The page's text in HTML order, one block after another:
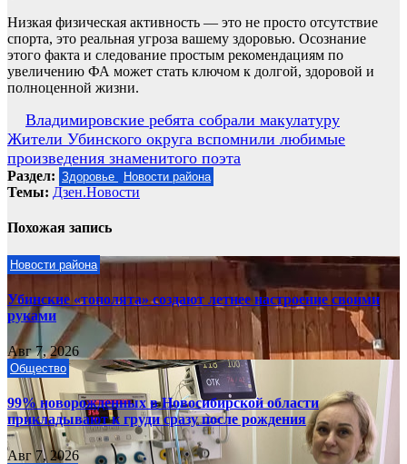
Низкая физическая активность — это не просто отсутствие
спорта, это реальная угроза вашему здоровью. Осознание
этого факта и следование простым рекомендациям по
увеличению ФА может стать ключом к долгой, здоровой и
полноценной жизни.
Навигация
по
записям
Владимировские ребята собрали макулатуру
Жители Убинского округа вспомнили любимые
произведения знаменитого поэта
Раздел: Здоровье Новости района
Темы: Дзен.Новости
Похожая запись
Новости района
Убинские «тополята» создают летнее настроение своими
руками
Авг 7, 2026
Общество
99% новорожденных в Новосибирской области
прикладывают к груди сразу после рождения
Авг 7, 2026